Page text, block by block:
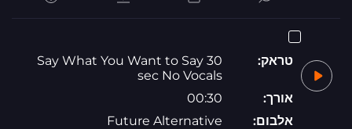
טראק:
Say What You Want to Say 30
sec No Vocals
אורך:
00:30
אלבום:
Future Alternative